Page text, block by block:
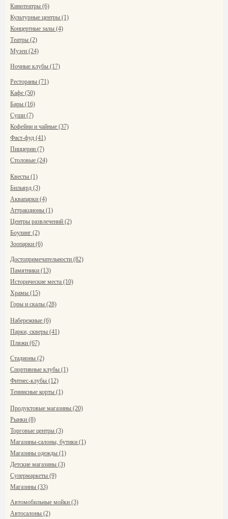
Кинотеатры (6)
Культурные центры (1)
Концертные залы (4)
Театры (2)
Музеи (24)
Ночные клубы (17)
Рестораны (71)
Кафе (50)
Бары (16)
Суши (7)
Кофейни и чайные (37)
Фаст-фуд (41)
Пиццерии (7)
Столовые (24)
Квесты (1)
Бильярд (3)
Аквапарки (4)
Аттракционы (1)
Центры развлечений (2)
Боулинг (2)
Зоопарки (6)
Достопримечательности (82)
Памятники (13)
Исторические места (10)
Храмы (15)
Горы и скалы (28)
Набережные (6)
Парки, скверы (41)
Пляжи (67)
Стадионы (2)
Спортивные клубы (1)
Фитнес-клубы (12)
Теннисные корты (1)
Продуктовые магазины (20)
Рынки (8)
Торговые центры (3)
Магазины-салоны, бутики (1)
Магазины одежды (1)
Детские магазины (3)
Супермаркеты (9)
Магазины (33)
Автомобильные мойки (3)
Автосалоны (2)